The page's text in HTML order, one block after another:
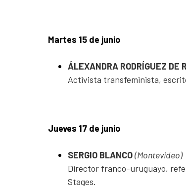
Martes 15 de junio
ÁLEXANDRA RODRÍGUEZ DE
Activista transfeminista,
Jueves 17 de junio
SERGIO BLANCO(Montevideo)
Director franco-uruguayo,
Stages.